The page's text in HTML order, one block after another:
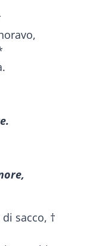
sacco, †